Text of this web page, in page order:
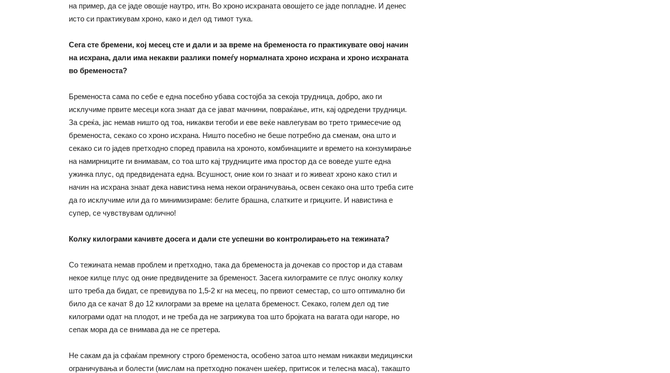
на пример, да се јаде овошје наутро, итн. Во хроно исхраната овошјето се јаде попладне. И денес
исто си практикувам хроно, како и дел од тимот тука.
Сега сте бремени, кој месец сте и дали и за време на бременоста го практикувате овој начин
на исхрана, дали има некакви разлики помеѓу нормалната хроно исхрана и хроно исхраната
во бременоста?
Бременоста сама по себе е една посебно убава состојба за секоја трудница, добро, ако ги
исклучиме првите месеци кога знаат да се јават мачнини, повраќање, итн, кај одредени трудници.
За среќа, јас немав ништо од тоа, никакви тегоби и еве веќе навлегувам во трето тримесечие од
бременоста, секако со хроно исхрана. Ништо посебно не беше потребно да сменам, она што и
секако си го јадев претходно според правила на хроното, комбинациите и времето на конзумирање
на намирниците ги внимавам, со тоа што кај трудниците има простор да се воведе уште една
ужинка плус, од предвидената една. Всушност, оние кои го знаат и го живеат хроно како стил и
начин на исхрана знаат дека навистина нема некои ограничувања, освен секако она што треба сите
да го исклучиме или да го минимизираме: белите брашна, слатките и грицките. И навистина е
супер, се чувствувам одлично!
Колку килограми качивте досега и дали сте успешни во контролирањето на тежината?
Со тежината немав проблем и претходно, така да бременоста ја дочекав со простор и да ставам
некое килце плус од оние предвидените за бременост. Засега килограмите се плус онолку колку
што треба да бидат, се превидува по 1,5-2 кг на месец, по првиот семестар, со што оптимално би
било да се качат 8 до 12 килограми за време на целата бременост. Секако, голем дел од тие
килограми одат на плодот, и не треба да не загрижува тоа што бројката на вагата оди нагоре, но
сепак мора да се внимава да не се претера.
Не сакам да ја сфаќам премногу строго бременоста, особено затоа што немам никакви медицински
ограничувања и болести (мислам на претходно покачен шеќер, притисок и телесна маса), такашто